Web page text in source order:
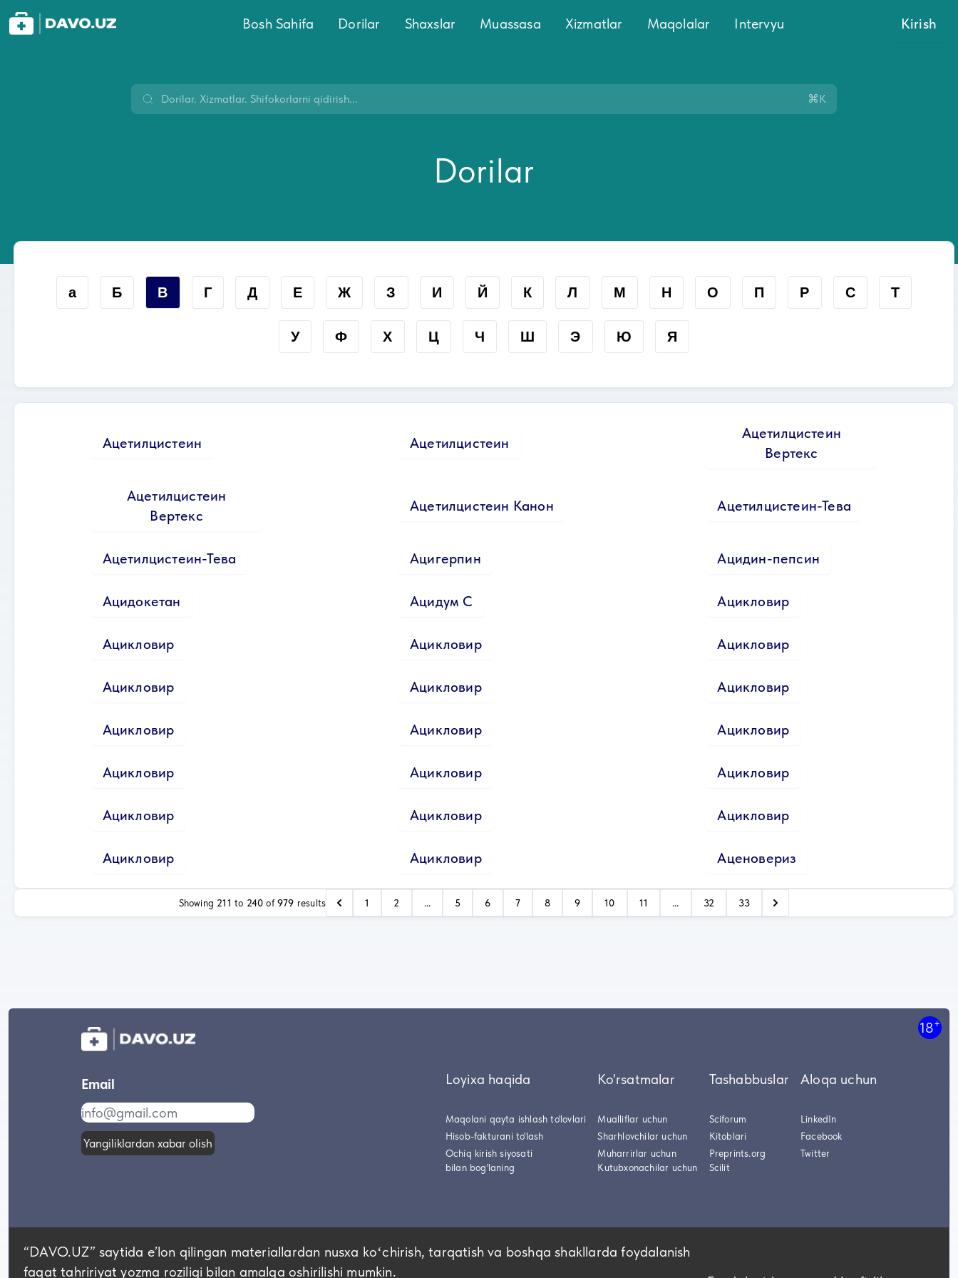
Bosh Sahifa Dorilar Shaxslar Muassasa Xizmatlar Maqolalar Intervyu Kirish
⌘K
Dorilar
а Б В Г Д Е Ж З И Й К Л М Н О П Р С Т
У Ф Х Ц Ч Ш Э Ю Я
Ацетилцистеин Ацетилцистеин
Ацетилцистеин
Вертекс
Ацетилцистеин
Вертекс
Ацетилцистеин Канон Ацетилцистеин-Тева
Ацетилцистеин-Тева Ацигерпин Ацидин-пепсин
Ацидокетан Ацидум С Ацикловир
Ацикловир Ацикловир Ацикловир
Ацикловир Ацикловир Ацикловир
Ацикловир Ацикловир Ацикловир
Ацикловир Ацикловир Ацикловир
Ацикловир Ацикловир Ацикловир
Ацикловир Ацикловир Аценовериз
Showing 211 to 240 of979 results 1 2 ... 5 6 7 8 9 10 11 ... 32 33
18+
Email
Yangiliklardan xabar olish
Loyixa haqida
Maqolani qayta ishlash to'lovlari
Hisob-fakturani to'lash
Ochiq kirish siyosati
bilan bog'laning
Ko'rsatmalar
Mualliflar uchun
Sharhlovchilar uchun
Muharrirlar uchun
Kutubxonachilar uchun
Tashabbuslar
Sciforum
Kitoblari
Preprints.org
Scilit
Aloqa uchun
LinkedIn
Facebook
Twitter
“DAVO.UZ” saytida eʼlon qilingan materiallardan nusxa koʻchirish, tarqatish va boshqa shakllarda foydalanish
faqat tahririyat yozma roziligi bilan amalga oshirilishi mumkin.